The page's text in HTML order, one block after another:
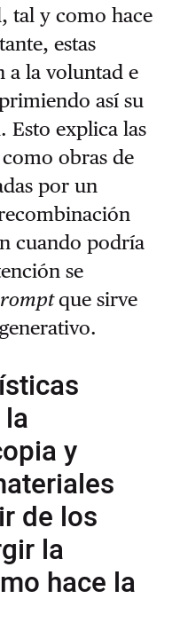
tal y como hace
estas
a la voluntad e
así su
Esto explica las
obras de
por un
cuando podría
se
que sirve
y
de los
la
hace la